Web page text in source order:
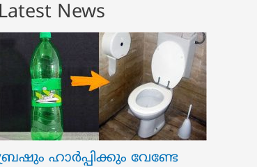
Latest News
ഹാർപ്പിക്കും വേണ്ടേ